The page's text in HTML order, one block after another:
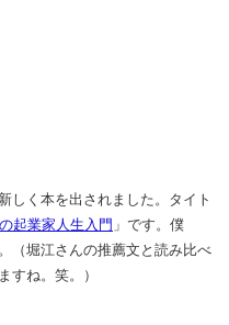
しく本を出されました。タイト
起業家人生入門 」です。僕
（堀江さんの推薦文と読み比べ
すね。笑。）